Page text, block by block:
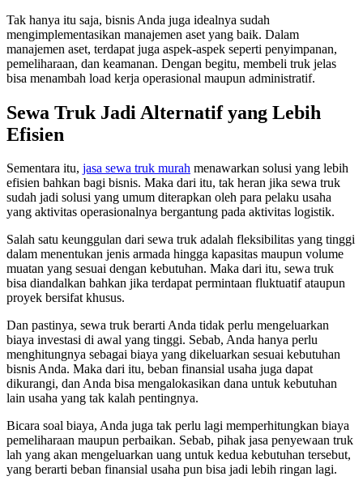
Tak hanya itu saja, bisnis Anda juga idealnya sudah
mengimplementasikan manajemen aset yang baik. Dalam
manajemen aset, terdapat juga aspek-aspek seperti penyimpanan,
pemeliharaan, dan keamanan. Dengan begitu, membeli truk jelas
bisa menambah load kerja operasional maupun administratif.
Sewa Truk Jadi Alternatif yang Lebih
Efisien
Sementara itu, jasa sewa truk murah menawarkan solusi yang lebih
efisien bahkan bagi bisnis. Maka dari itu, tak heran jika sewa truk
sudah jadi solusi yang umum diterapkan oleh para pelaku usaha
yang aktivitas operasionalnya bergantung pada aktivitas logistik.
Salah satu keunggulan dari sewa truk adalah fleksibilitas yang tinggi
dalam menentukan jenis armada hingga kapasitas maupun volume
muatan yang sesuai dengan kebutuhan. Maka dari itu, sewa truk
bisa diandalkan bahkan jika terdapat permintaan fluktuatif ataupun
proyek bersifat khusus.
Dan pastinya, sewa truk berarti Anda tidak perlu mengeluarkan
biaya investasi di awal yang tinggi. Sebab, Anda hanya perlu
menghitungnya sebagai biaya yang dikeluarkan sesuai kebutuhan
bisnis Anda. Maka dari itu, beban finansial usaha juga dapat
dikurangi, dan Anda bisa mengalokasikan dana untuk kebutuhan
lain usaha yang tak kalah pentingnya.
Bicara soal biaya, Anda juga tak perlu lagi memperhitungkan biaya
pemeliharaan maupun perbaikan. Sebab, pihak jasa penyewaan truk
lah yang akan mengeluarkan uang untuk kedua kebutuhan tersebut,
yang berarti beban finansial usaha pun bisa jadi lebih ringan lagi.